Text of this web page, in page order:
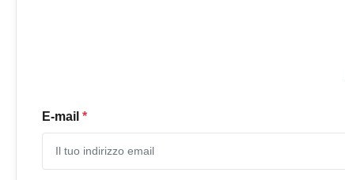
E-mail *